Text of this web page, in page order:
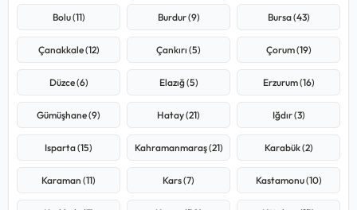
Bolu (11) Burdur (9) Bursa (43)
Çanakkale (12) Çankırı (5) Çorum (19)
Düzce (6) Elazığ (5) Erzurum (16)
Gümüşhane (9) Hatay (21) Iğdır (3)
Isparta (15) Kahramanmaraş (21) Karabük (2)
Karaman (11) Kars (7) Kastamonu (10)